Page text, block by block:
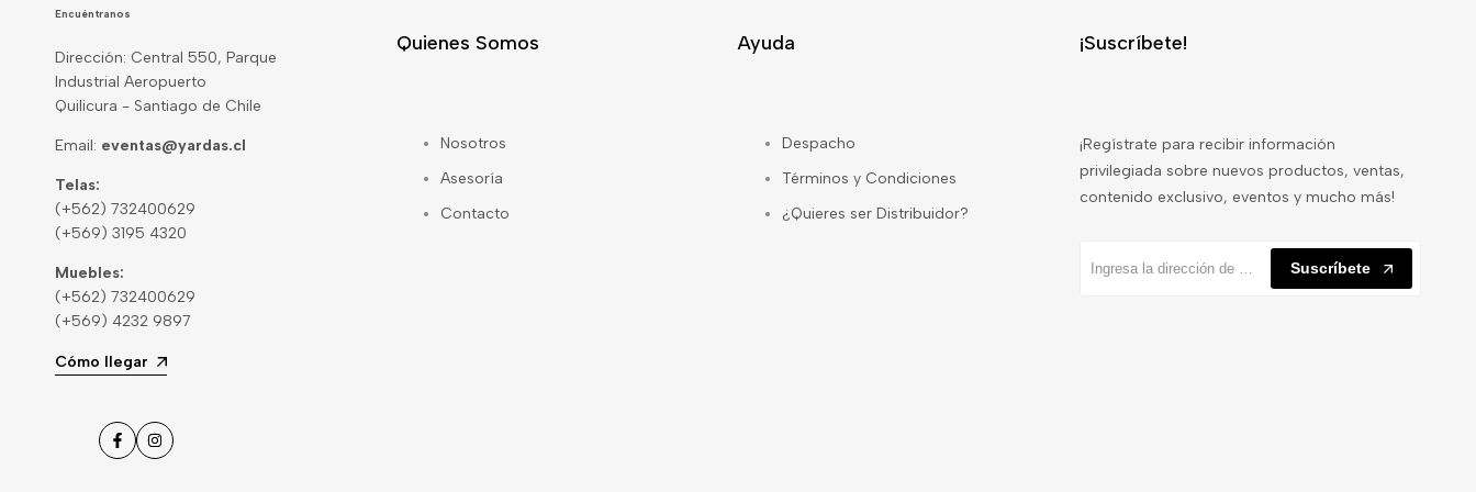
Encuéntranos
Dirección: Central 550, Parque
Industrial Aeropuerto
Quilicura - Santiago de Chile
Email: eventas@yardas.cl
Telas:
(+562) 732400629
(+569) 3195 4320
Muebles:
(+562) 732400629
(+569) 4232 9897
Cómo llegar
FacebookInstagram
Quienes Somos
Nosotros
Asesoría
Contacto
Ayuda
Despacho
Términos y Condiciones
¿Quieres ser Distribuidor?
¡Suscríbete!
¡Regístrate para recibir información
privilegiada sobre nuevos productos, ventas,
contenido exclusivo, eventos y mucho más!
Suscríbete